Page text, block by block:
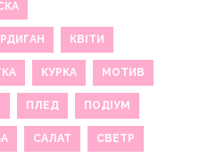
КВІТИ
КУРКА МОТИВ
ПЛЕД ПОДІУМ
САЛАТ СВЕТР